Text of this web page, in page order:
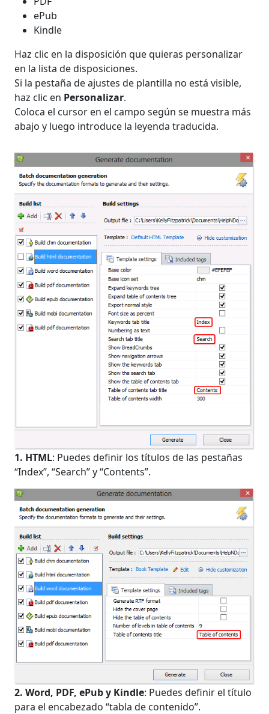
ePub
Kindle
Haz clic en la disposición que quieras personalizar
en la lista de disposiciones.
Si la pestaña de ajustes de plantilla no está visible,
haz clic en Personalizar.
Coloca el cursor en el campo según se muestra más
abajo y luego introduce la leyenda traducida.
1. HTML: Puedes definir los títulos de las pestañas
“Index”, “Search” y “Contents”.
2. Word, PDF, ePub y Kindle: Puedes definir el título
para el encabezado “tabla de contenido”.